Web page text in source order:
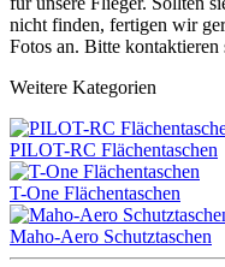
nicht finden, fertigen wir
Fotos an. Bitte kontaktieren
Weitere Kategorien
PILOT-RC Flächentaschen
T-One Flächentaschen
Maho-Aero Schutztaschen